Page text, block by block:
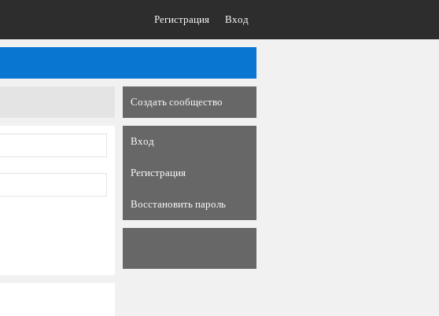
Регистрация Вход
Создать сообщество
Вход
Регистрация
Восстановить пароль